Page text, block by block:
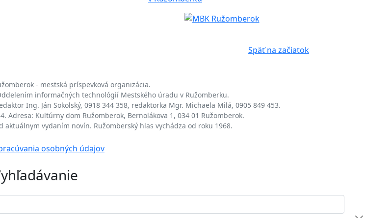
Späť na začiatok
- mestská príspevková organizácia.
informačných technológií Mestského úradu v Ružomberku.
Ing. Ján Sokolský, 0918 344 358, redaktorka Mgr. Michaela Milá, 0905 849 453.
Adresa: Kultúrny dom Ružomberok, Bernolákova 1, 034 01 Ružomberok.
vydaním novín. Ružomberský hlas vychádza od roku 1968.
osobných údajov